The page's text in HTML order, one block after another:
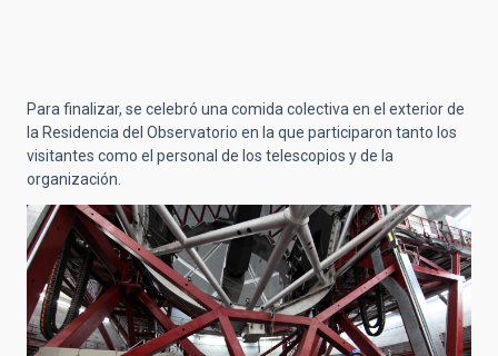
Para finalizar, se celebró una comida colectiva en el exterior de
la Residencia del Observatorio en la que participaron tanto los
visitantes como el personal de los telescopios y de la
organización.